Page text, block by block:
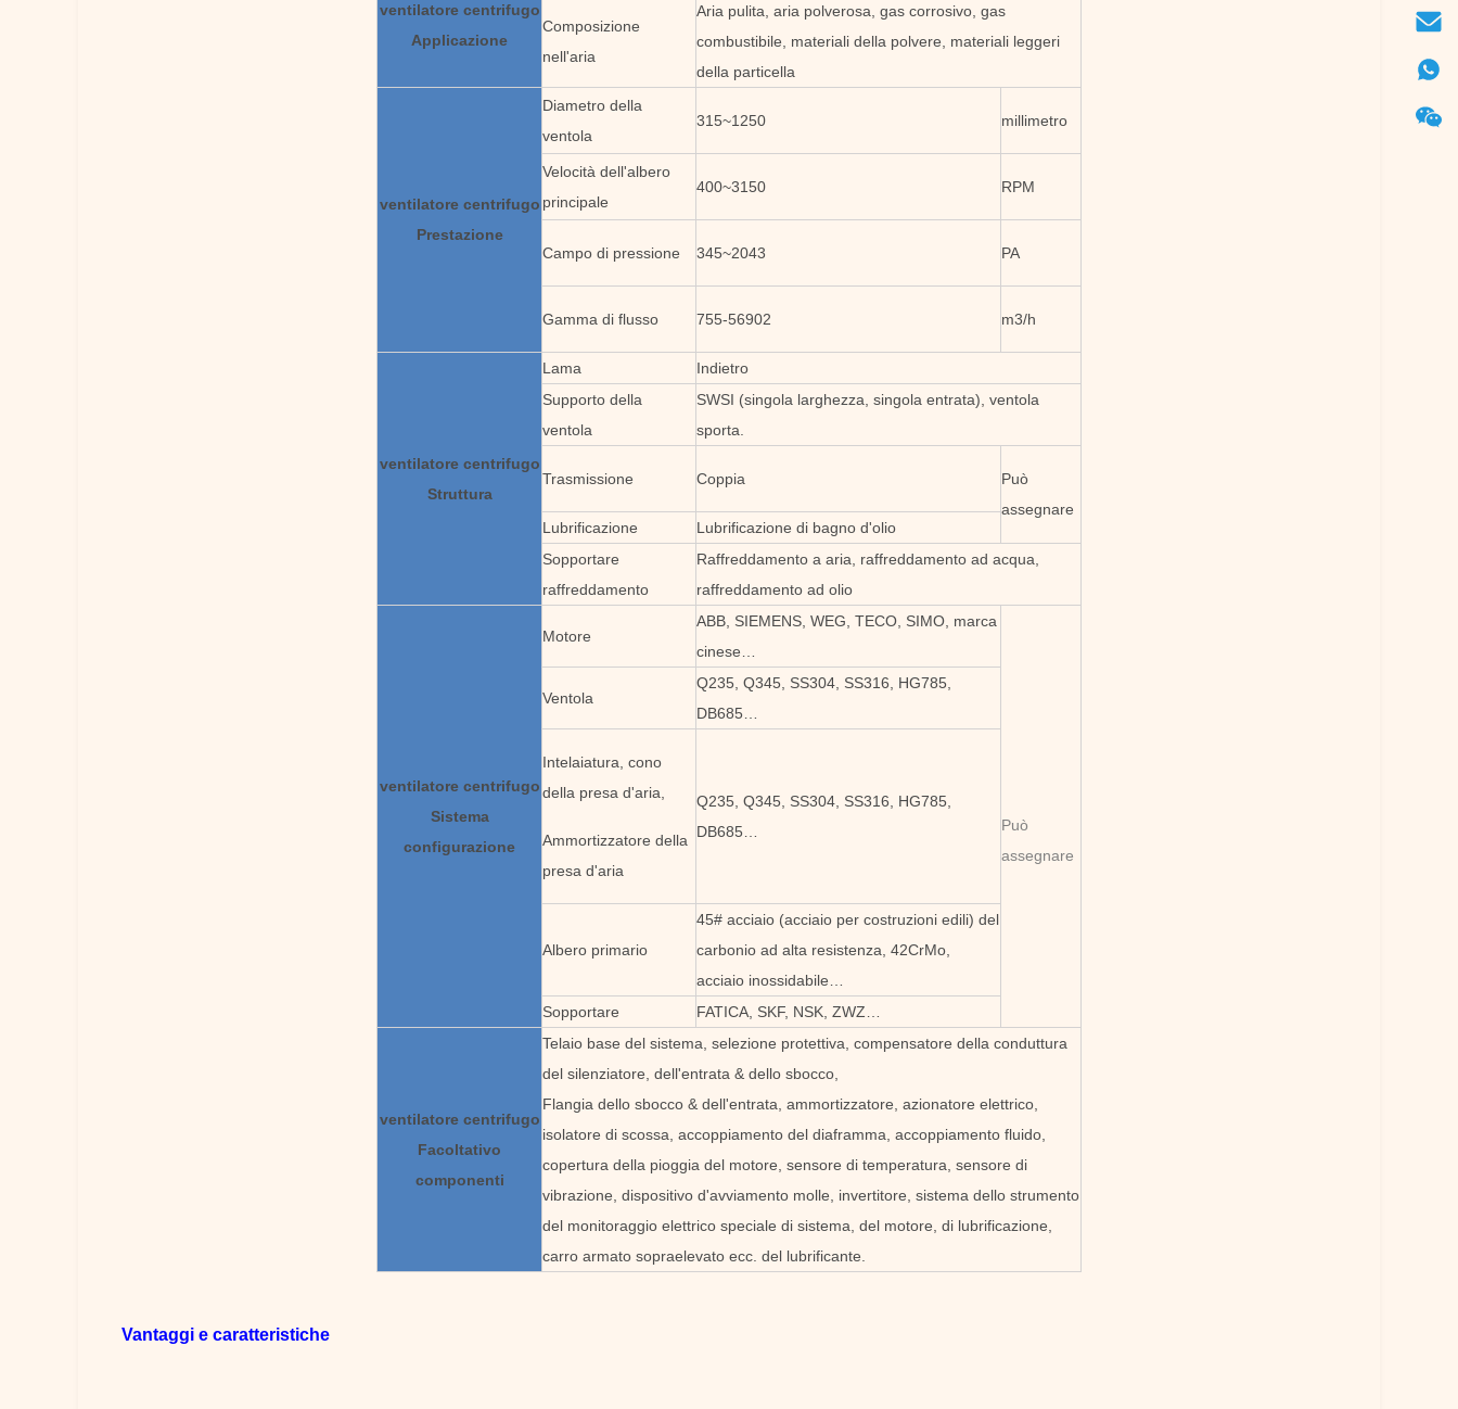
ventilatore centrifugo
Applicazione
Composizione
nell'aria
Aria pulita, aria polverosa, gas corrosivo, gas
combustibile, materiali della polvere, materiali leggeri
della particella
ventilatore centrifugo
Prestazione
Diametro della
ventola
315~1250 millimetro
Velocità dell'albero
principale
400~3150 RPM
Campo di pressione 345~2043 PA
Gamma di flusso 755-56902 m3/h
ventilatore centrifugo
Struttura
Lama
Indietro
Supporto della
ventola
SWSI (singola larghezza, singola entrata), ventola
sporta.
Trasmissione Coppia
Può
assegnare
Lubrificazione
Lubrificazione di bagno d'olio
Sopportare
raffreddamento
Raffreddamento a aria, raffreddamento ad acqua,
raffreddamento ad olio
ventilatore centrifugo
Sistema
configurazione
Motore
ABB, SIEMENS, WEG, TECO, SIMO, marca
cinese…
Può
assegnare
Ventola
Q235, Q345, SS304, SS316, HG785,
DB685…
Intelaiatura, cono
della presa d'aria,
Ammortizzatore della
presa d'aria
Q235, Q345, SS304, SS316, HG785,
DB685…
Albero primario
45# acciaio (acciaio per costruzioni edili) del
carbonio ad alta resistenza, 42CrMo,
acciaio inossidabile…
Sopportare
FATICA, SKF, NSK, ZWZ…
ventilatore centrifugo
Facoltativo
componenti
Telaio base del sistema, selezione protettiva, compensatore della conduttura
del silenziatore, dell'entrata & dello sbocco,
Flangia dello sbocco & dell'entrata, ammortizzatore, azionatore elettrico,
isolatore di scossa, accoppiamento del diaframma, accoppiamento fluido,
copertura della pioggia del motore, sensore di temperatura, sensore di
vibrazione, dispositivo d'avviamento molle, invertitore, sistema dello strumento
del monitoraggio elettrico speciale di sistema, del motore, di lubrificazione,
carro armato sopraelevato ecc. del lubrificante.
Vantaggi e caratteristiche